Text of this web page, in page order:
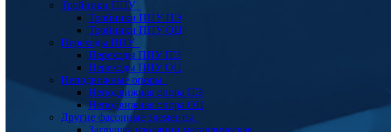
Тройники ППУ
Тройники ППУ ПЭ
Тройники ППУ ОЦ
Переходы ППУ
Переходы ППУ ПЭ
Переходы ППУ ОЦ
Неподвижные опоры
Неподвижная опора ПЭ
Неподвижная опора ОЦ
Другие фасонные элементы
Заглушка изоляции металлическая